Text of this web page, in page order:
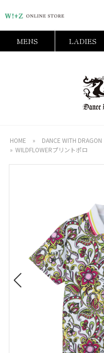
MENS LADIES
HOME » DANCE WITH DRAGON
» WILDFLOWERプリントポロ